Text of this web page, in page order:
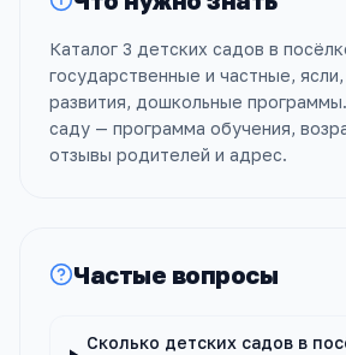
Каталог 3 детских садов в
государственные и частные,
развития, дошкольные
саду — программа обучения,
отзывы родителей и адрес.
Частые вопросы
Сколько детских садов в